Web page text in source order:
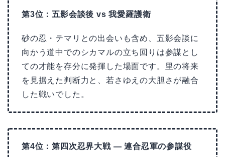
第3位：五影会談後 vs 我愛羅護衛
砂の忍・テマリとの出会いも含め、五影会談に
向かう道中でのシカマルの立ち回りは参謀とし
ての才能を存分に発揮した場面です。里の将来
を見据えた判断力と、若さゆえの大胆さが融合
した戦いでした。
第4位：第四次忍界大戦 — 連合忍軍の参謀役